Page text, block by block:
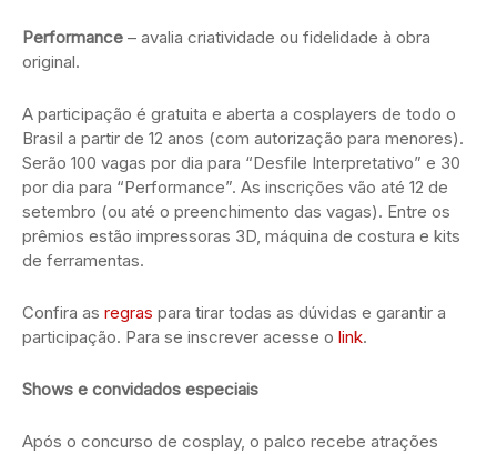
Performance – avalia criatividade ou fidelidade à obra
original.
A participação é gratuita e aberta a cosplayers de todo o
Brasil a partir de 12 anos (com autorização para menores).
Serão 100 vagas por dia para “Desfile Interpretativo” e 30
por dia para “Performance”. As inscrições vão até 12 de
setembro (ou até o preenchimento das vagas). Entre os
prêmios estão impressoras 3D, máquina de costura e kits
de ferramentas.
Confira as regras para tirar todas as dúvidas e garantir a
participação. Para se inscrever acesse o link.
Shows e convidados especiais
Após o concurso de cosplay, o palco recebe atrações